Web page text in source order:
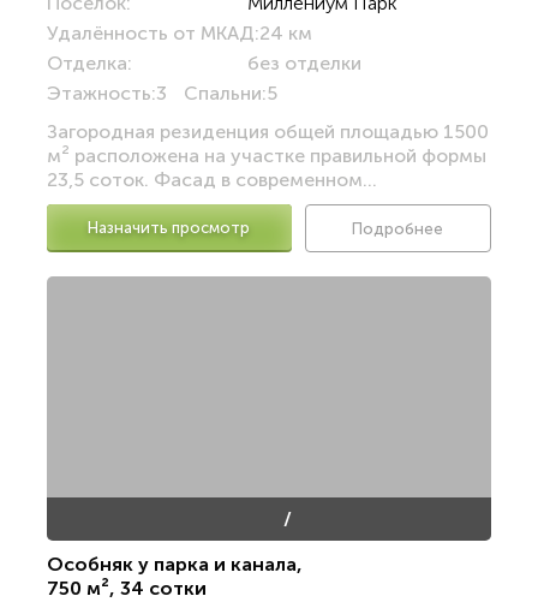
Удалённость от МКАД:24 км
Отделка:
без отделки
Этажность:3 Спальни:5
Загородная резиденция общей площадью 1500
м² расположена на участке правильной формы
23,5 соток. Фасад в современном...
Назначить просмотр Подробнее
/
Особняк у парка и канала,
750 м², 34 сотки